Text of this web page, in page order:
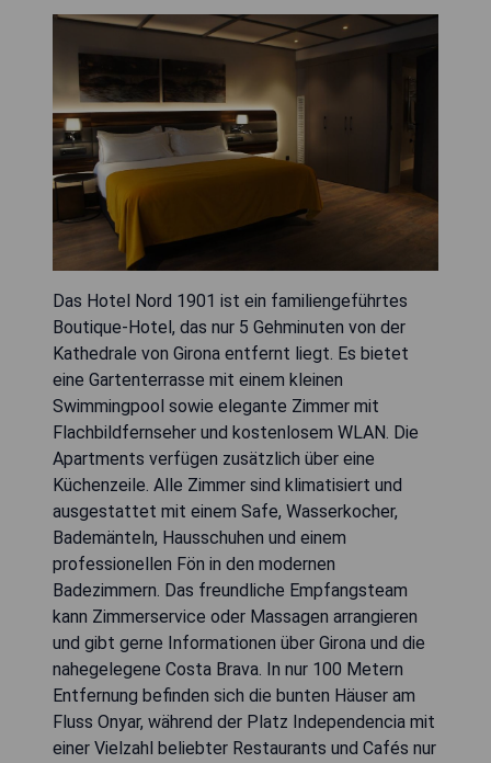
Das Hotel Nord 1901 ist ein familiengeführtes
Boutique-Hotel, das nur 5 Gehminuten von der
Kathedrale von Girona entfernt liegt. Es bietet
eine Gartenterrasse mit einem kleinen
Swimmingpool sowie elegante Zimmer mit
Flachbildfernseher und kostenlosem WLAN. Die
Apartments verfügen zusätzlich über eine
Küchenzeile. Alle Zimmer sind klimatisiert und
ausgestattet mit einem Safe, Wasserkocher,
Bademänteln, Hausschuhen und einem
professionellen Fön in den modernen
Badezimmern. Das freundliche Empfangsteam
kann Zimmerservice oder Massagen arrangieren
und gibt gerne Informationen über Girona und die
nahegelegene Costa Brava. In nur 100 Metern
Entfernung befinden sich die bunten Häuser am
Fluss Onyar, während der Platz Independencia mit
einer Vielzahl beliebter Restaurants und Cafés nur